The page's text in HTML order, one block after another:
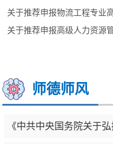
师德师风
《中共中央国务院关于